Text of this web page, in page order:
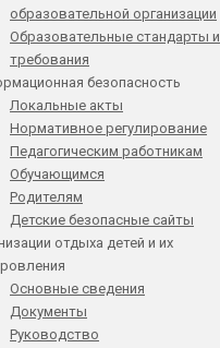
образовательной организации
Образовательные стандарты и
требования
безопасность
Локальные акты
Нормативное регулирование
Педагогическим работникам
Обучающимся
Родителям
Детские безопасные сайты
отдыха детей и их
Основные сведения
Документы
Руководство